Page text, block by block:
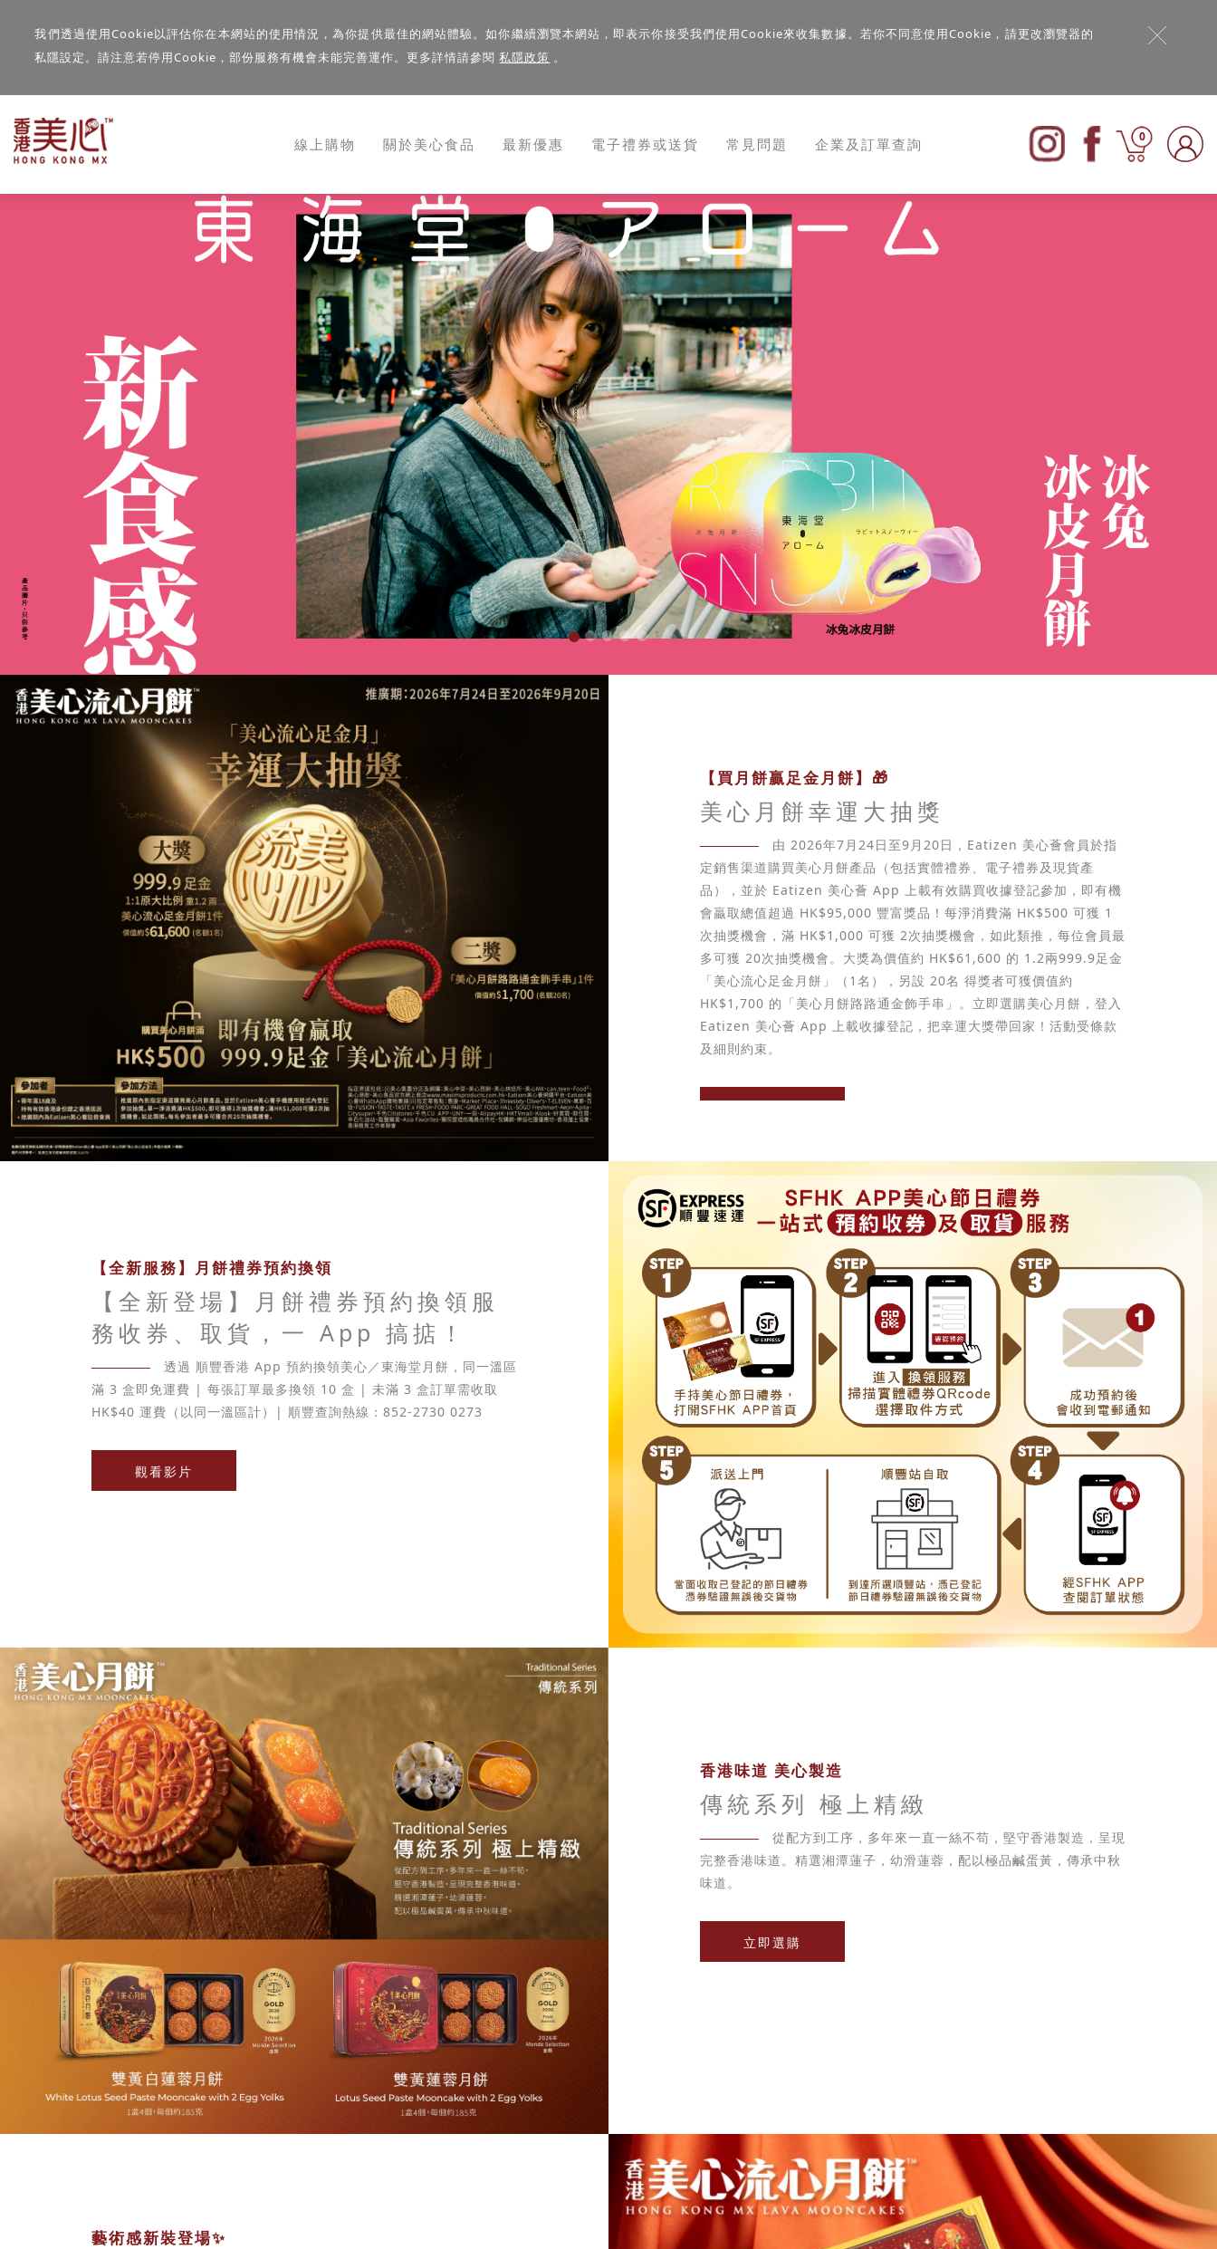
我們透過使用Cookie以評估你在本網站的使用情況，為你提供最佳的網站體驗。如你繼續瀏覽本網站，即表示你接受我們使用Cookie來收集數據。若你不同意使用Cookie，請更改瀏覽器的
私隱設定。請注意若停用Cookie，部份服務有機會未能完善運作。更多詳情請參閱私隱政策 。
線上購物 關於美心食品 最新優惠 電子禮券或送貨 常見問題 企業及訂單查詢 0
【買月餅贏足金月餅】🎁
美心月餅幸運大抽獎
由 2026年7月24日至9月20日，Eatizen 美心薈會員於指
定銷售渠道購買美心月餅產品（包括實體禮券、電子禮券及現貨產
品），並於 Eatizen 美心薈 App 上載有效購買收據登記參加，即有機
會贏取總值超過 HK$95,000 豐富獎品！每淨消費滿 HK$500 可獲 1
次抽獎機會，滿 HK$1,000 可獲 2次抽獎機會，如此類推，每位會員最
多可獲 20次抽獎機會。大獎為價值約 HK$61,600 的 1.2兩999.9足金
「美心流心足金月餅」（1名），另設 20名 得獎者可獲價值約
HK$1,700 的「美心月餅路路通金飾手串」。立即選購美心月餅，登入
Eatizen 美心薈 App 上載收據登記，把幸運大獎帶回家！活動受條款
及細則約束。
【全新服務】月餅禮券預約換領
【全新登場】月餅禮券預約換領服
務收券、取貨，一 App 搞掂！
透過 順豐香港 App 預約換領美心／東海堂月餅，同一溫區
滿 3 盒即免運費 | 每張訂單最多換領 10 盒 | 未滿 3 盒訂單需收取
HK$40 運費（以同一溫區計）| 順豐查詢熱線：852-2730 0273
觀看影片
香港味道 美心製造
傳統系列 極上精緻
從配方到工序，多年來一直一絲不苟，堅守香港製造，呈現
完整香港味道。精選湘潭蓮子，幼滑蓮蓉，配以極品鹹蛋黃，傳承中秋
味道。
立即選購
藝術感新裝登場✨